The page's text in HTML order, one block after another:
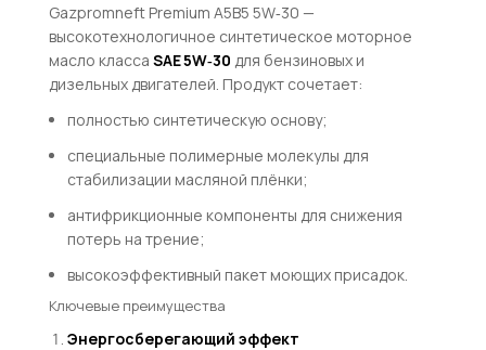
Gazpromneft Premium A5B5 5W‑30 —
высокотехнологичное синтетическое моторное
масло класса SAE 5W‑30 для бензиновых и
дизельных двигателей. Продукт сочетает:
полностью синтетическую основу;
специальные полимерные молекулы для
стабилизации масляной плёнки;
антифрикционные компоненты для снижения
потерь на трение;
высокоэффективный пакет моющих присадок.
Ключевые преимущества
Энергосберегающий эффект